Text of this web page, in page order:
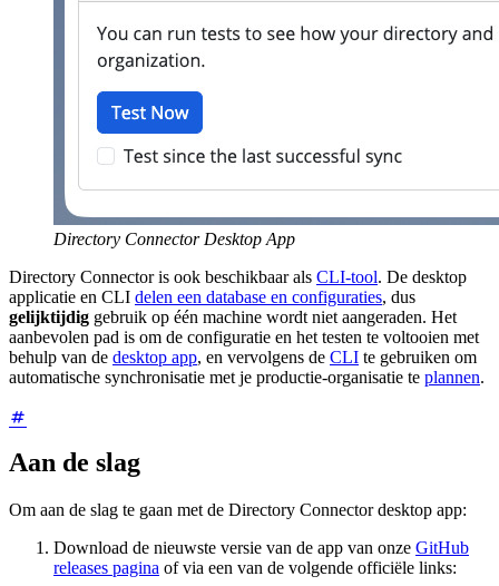
Directory Connector Desktop App
Directory Connector is ook beschikbaar als CLI-tool. De desktop
applicatie en CLI delen een database en configuraties, dus
gelijktijdig gebruik op één machine wordt niet aangeraden. Het
aanbevolen pad is om de configuratie en het testen te voltooien met
behulp van de desktop app, en vervolgens de CLI te gebruiken om
automatische synchronisatie met je productie-organisatie te plannen.
Aan de slag
Om aan de slag te gaan met de Directory Connector desktop app:
Download de nieuwste versie van de app van onze GitHub
releases pagina of via een van de volgende officiële links: